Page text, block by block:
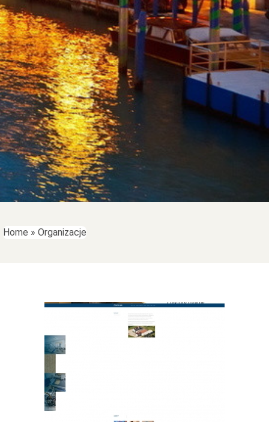
Home » Organizacje